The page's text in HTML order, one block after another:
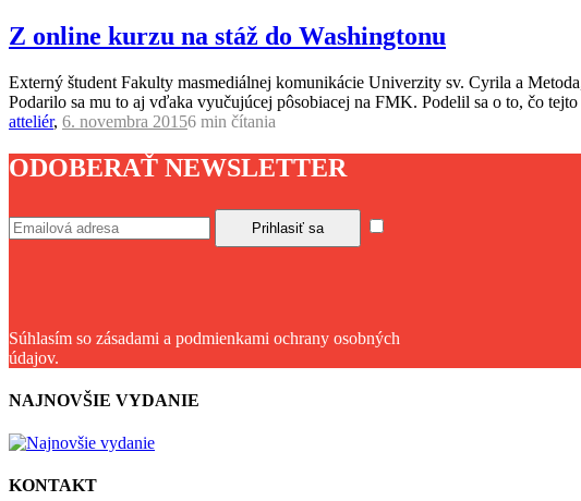
Z online kurzu na stáž do Washingtonu
Externý študent Fakulty masmediálnej komunikácie Univerzity sv. Cyrila a
Podarilo sa mu to aj vďaka vyučujúcej pôsobiacej na FMK. Podelil sa o to, čo tejto
atteliér, 6. novembra 20156 min čítania
ODOBERAŤ NEWSLETTER
Súhlasím so zásadami a podmienkami ochrany osobných
údajov.
NAJNOVŠIE VYDANIE
KONTAKT